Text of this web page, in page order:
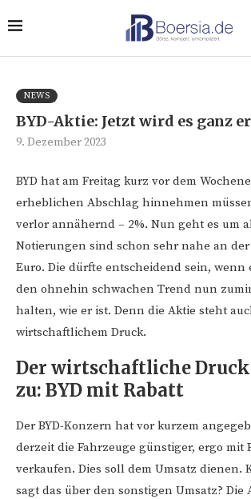
NEWS
BYD-Aktie: Jetzt wird es ganz
9. Dezember 2023
BYD hat am Freitag kurz vor dem
erheblichen Abschlag hinnehmen
verlor annähernd – 2%. Nun geht es um
Notierungen sind schon sehr nahe an der
Euro. Die dürfte entscheidend sein, wenn
den ohnehin schwachen Trend nun
halten, wie er ist. Denn die Aktie steht
wirtschaftlichem Druck.
Der wirtschaftliche
zu: BYD mit Rabatt
Der BYD-Konzern hat vor kurzem
derzeit die Fahrzeuge günstiger, ergo mit
verkaufen. Dies soll dem Umsatz dienen.
sagt das über den sonstigen Umsatz? Die